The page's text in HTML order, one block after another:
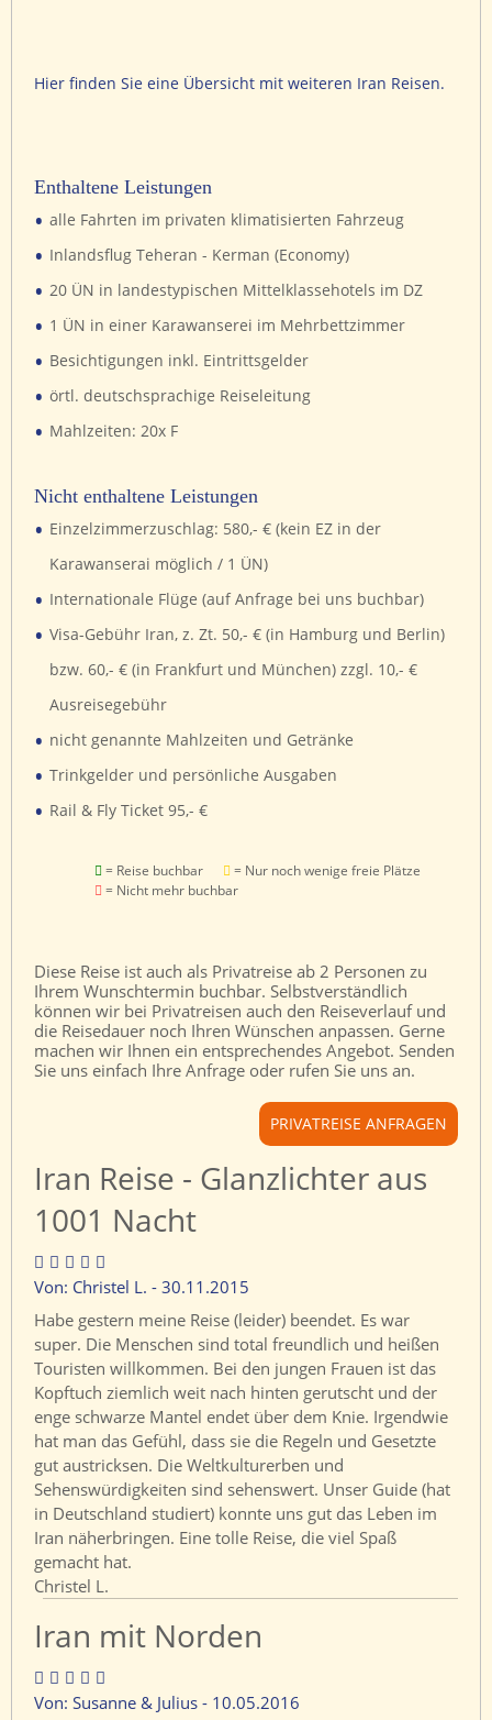
Hier finden Sie eine Übersicht mit weiteren Iran Reisen.
Enthaltene Leistungen
• alle Fahrten im privaten klimatisierten Fahrzeug
• Inlandsflug Teheran - Kerman (Economy)
• 20 ÜN in landestypischen Mittelklassehotels im DZ
• 1 ÜN in einer Karawanserei im Mehrbettzimmer
• Besichtigungen inkl. Eintrittsgelder
• örtl. deutschsprachige Reiseleitung
• Mahlzeiten: 20x F
Nicht enthaltene Leistungen
• Einzelzimmerzuschlag: 580,- € (kein EZ in der
Karawanserai möglich / 1 ÜN)
• Internationale Flüge (auf Anfrage bei uns buchbar)
• Visa-Gebühr Iran, z. Zt. 50,- € (in Hamburg und Berlin)
bzw. 60,- € (in Frankfurt und München) zzgl. 10,- €
Ausreisegebühr
• nicht genannte Mahlzeiten und Getränke
• Trinkgelder und persönliche Ausgaben
• Rail & Fly Ticket 95,- €
= Reise buchbar
= Nur noch wenige freie Plätze
= Nicht mehr buchbar
Diese Reise ist auch als Privatreise ab 2 Personen zu
Ihrem Wunschtermin buchbar. Selbstverständlich
können wir bei Privatreisen auch den Reiseverlauf und
die Reisedauer noch Ihren Wünschen anpassen. Gerne
machen wir Ihnen ein entsprechendes Angebot. Senden
Sie uns einfach Ihre Anfrage oder rufen Sie uns an.
PRIVATREISE ANFRAGEN
Iran Reise - Glanzlichter aus
1001 Nacht
Von: Christel L. - 30.11.2015
Habe gestern meine Reise (leider) beendet. Es war
super. Die Menschen sind total freundlich und heißen
Touristen willkommen. Bei den jungen Frauen ist das
Kopftuch ziemlich weit nach hinten gerutscht und der
enge schwarze Mantel endet über dem Knie. Irgendwie
hat man das Gefühl, dass sie die Regeln und Gesetzte
gut austricksen. Die Weltkulturerben und
Sehenswürdigkeiten sind sehenswert. Unser Guide (hat
in Deutschland studiert) konnte uns gut das Leben im
Iran näherbringen. Eine tolle Reise, die viel Spaß
gemacht hat.
Christel L.
Iran mit Norden
Von: Susanne & Julius - 10.05.2016